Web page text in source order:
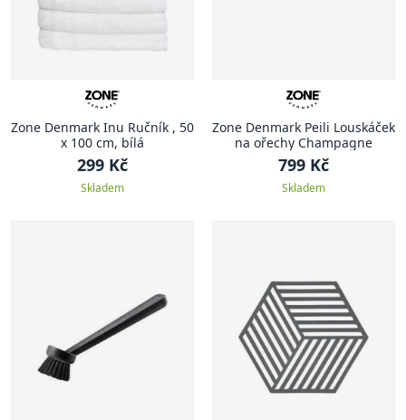
Zone Denmark Inu Ručník , 50
x 100 cm, bílá
299 Kč
Skladem
Zone Denmark Peili Louskáček
na ořechy Champagne
799 Kč
Skladem